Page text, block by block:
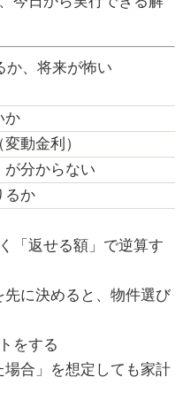
か、将来が怖い
か
動金利）
分からない
るか
「返せる額」で逆算す
に決めると、物件選び
をする
合」を想定しても家計